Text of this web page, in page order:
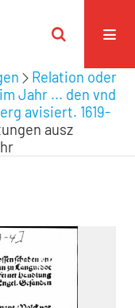
Relation oder
Jahr ... den vnd
avisiert. 1619-
ausz